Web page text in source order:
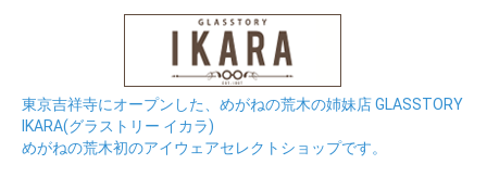
東京吉祥寺にオープンした、めがねの荒木の姉妹店 GLASSTORY
IKARA(グラストリー イカラ)
めがねの荒木初のアイウェアセレクトショップです。